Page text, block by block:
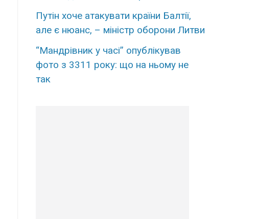
Путін хоче атакувати країни Балтії,
але є нюанс, – міністр оборони Литви
“Мандрівник у часі” опублікував
фото з 3311 року: що на ньому не
так